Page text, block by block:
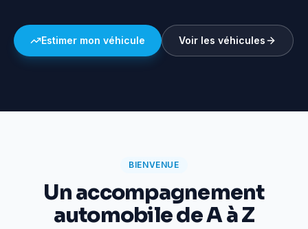
Estimer mon véhicule Voir les véhicules
BIENVENUE
Un accompagnement
automobile de A à Z